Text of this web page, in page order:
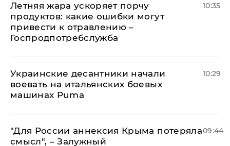
Летняя жара ускоряет порчу
продуктов: какие ошибки могут
привести к отравлению –
Госпродпотребслужба
10:35
Украинские десантники начали
воевать на итальянских боевых
машинах Puma
10:29
"Для России аннексия Крыма потеряла
смысл", – Залужный
09:44